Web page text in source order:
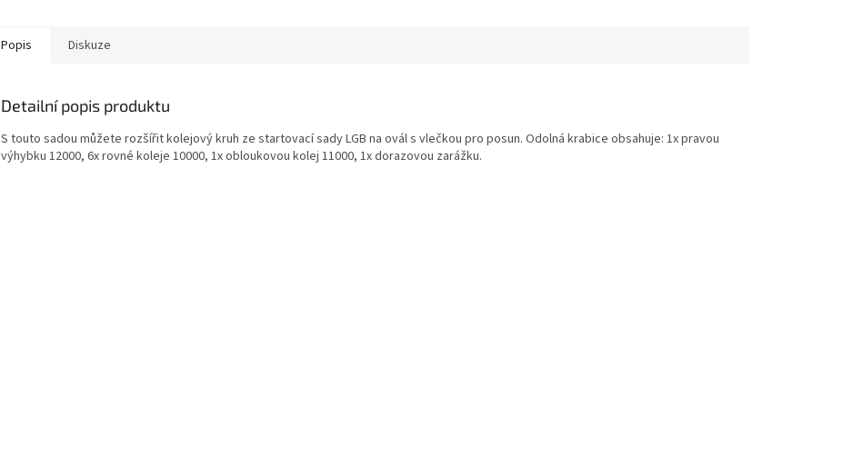
Popis Diskuze
Detailní popis produktu
S touto sadou můžete rozšířit kolejový kruh ze startovací sady LGB na ovál s vlečkou pro posun. Odolná krabice obsahuje: 1x pravou
výhybku 12000, 6x rovné koleje 10000, 1x obloukovou kolej 11000, 1x dorazovou zarážku.